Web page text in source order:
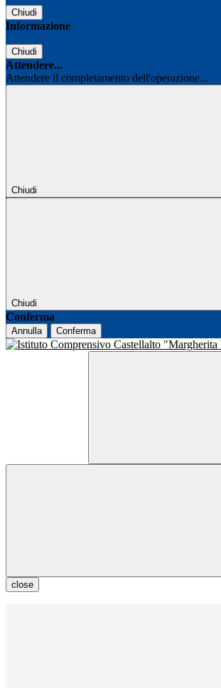
Chiudi
Informazione
Chiudi
Attendere...
Attendere il completamento dell'operazione...
Chiudi
Chiudi
Conferma
Annulla Conferma
close